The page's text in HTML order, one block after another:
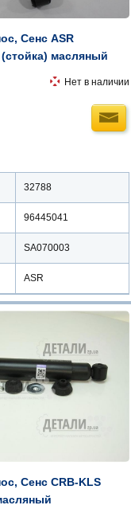
Сенс ASR
(стойка) масляный
Нет в наличии
32788
96445041
SA070003
ASR
Сенс CRB-KLS